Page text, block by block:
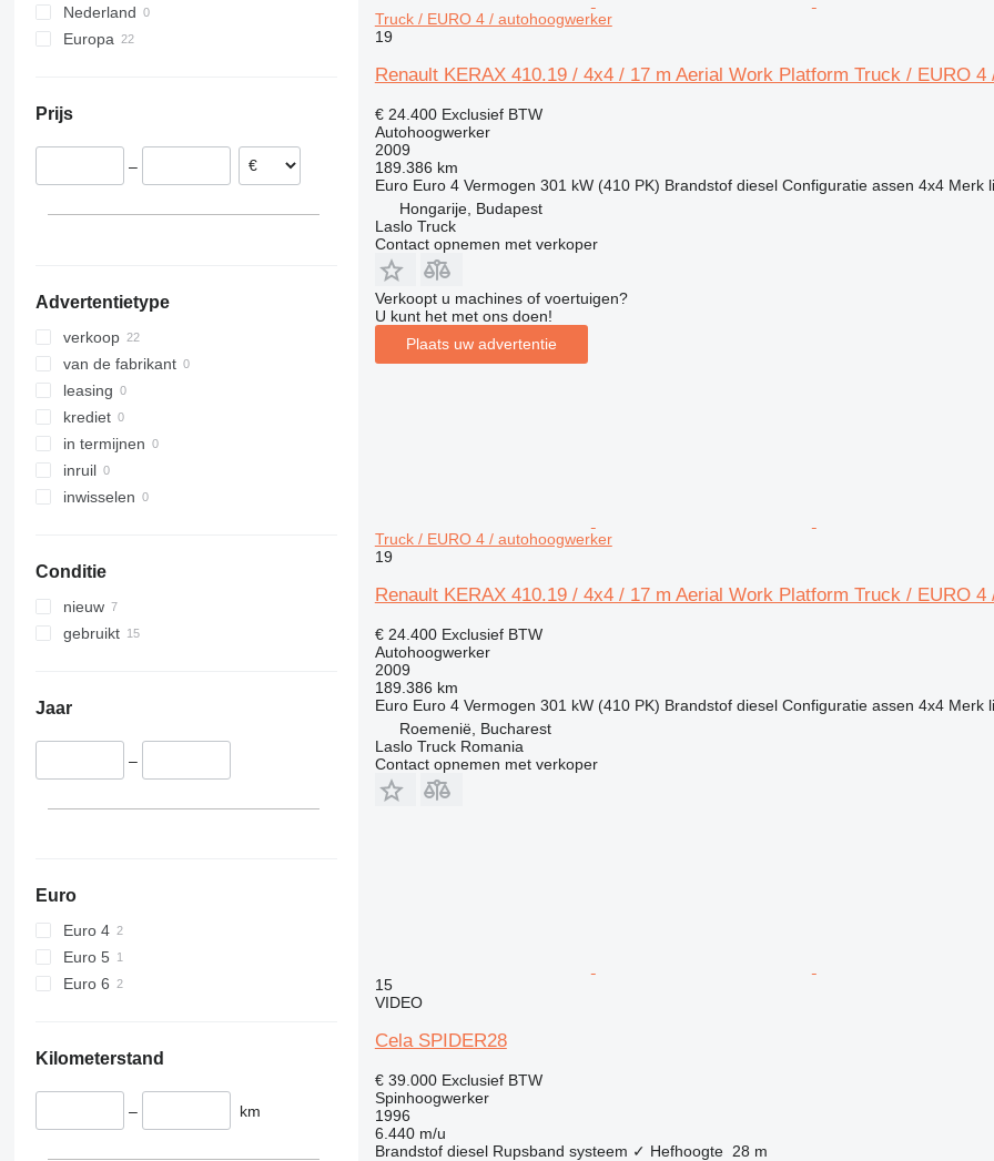
800
860
1350
2630
2646
3246
3369
3394
4069
4394
DSP
Pecolift
R-series
Toucan
Nederland
Europa
Roemenië
Hongarije
Prijs
–
Advertentietype
verkoop
van de fabrikant
leasing
krediet
in termijnen
inruil
inwisselen
Conditie
nieuw
gebruikt
Jaar
–
Euro
Euro 4
Euro 5
Euro 6
Kilometerstand
– km
Truck / EURO 4 / autohoogwerker
19
Renault KERAX 410.19 / 4x4 / 17 m Aerial Work Platform Truck / EURO 4
€ 24.400 Exclusief BTW
Autohoogwerker
2009
189.386 km
Euro Euro 4 Vermogen 301 kW (410 PK) Brandstof diesel Configuratie assen 4x4 Merk
Hongarije, Budapest
Laslo Truck
Contact opnemen met verkoper
Verkoopt u machines of voertuigen?
U kunt het met ons doen!
Plaats uw advertentie
Truck / EURO 4 / autohoogwerker
19
Renault KERAX 410.19 / 4x4 / 17 m Aerial Work Platform Truck / EURO 4
€ 24.400 Exclusief BTW
Autohoogwerker
2009
189.386 km
Euro Euro 4 Vermogen 301 kW (410 PK) Brandstof diesel Configuratie assen 4x4 Merk
Roemenië, Bucharest
Laslo Truck Romania
Contact opnemen met verkoper
15
VIDEO
Cela SPIDER28
€ 39.000 Exclusief BTW
Spinhoogwerker
1996
6.440 m/u
Brandstof diesel Rupsband systeem ✓ Hefhoogte 28 m